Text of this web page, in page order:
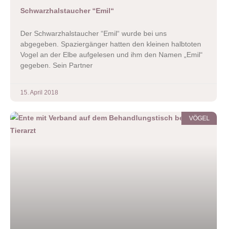
Schwarzhalstaucher “Emil“
Der Schwarzhalstaucher “Emil“ wurde bei uns
abgegeben. Spaziergänger hatten den kleinen halbtoten
Vogel an der Elbe aufgelesen und ihm den Namen „Emil“
gegeben. Sein Partner
15. April 2018
VÖGEL